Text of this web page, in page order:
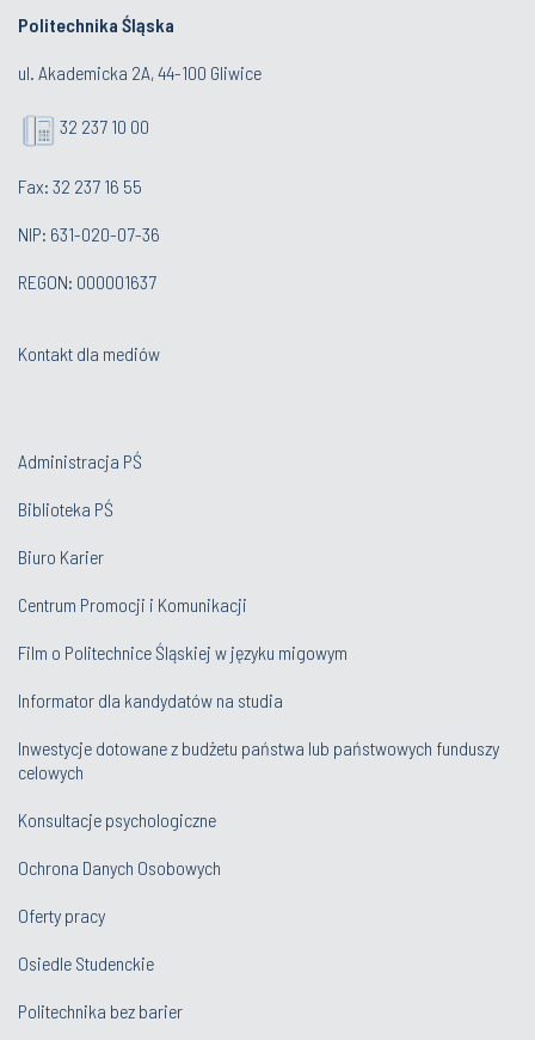
Politechnika Śląska
ul. Akademicka 2A, 44-100 Gliwice
32 237 10 00
Fax: 32 237 16 55
NIP: 631-020-07-36
REGON: 000001637
Kontakt dla mediów
Administracja PŚ
Biblioteka PŚ
Biuro Karier
Centrum Promocji i Komunikacji
Film o Politechnice Śląskiej w języku migowym
Informator dla kandydatów na studia
Inwestycje dotowane z budżetu państwa lub państwowych funduszy
celowych
Konsultacje psychologiczne
Ochrona Danych Osobowych
Oferty pracy
Osiedle Studenckie
Politechnika bez barier